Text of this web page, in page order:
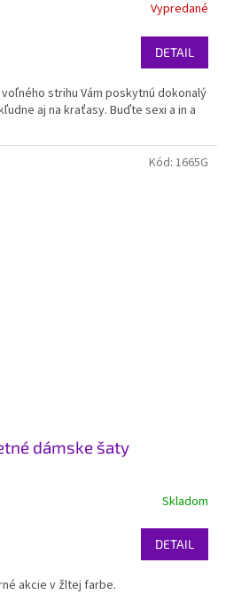
Vypredané
DETAIL
strihu Vám poskytnú dokonalý
aj na kraťasy. Buďte sexi a in a
dámske šaty
Skladom
DETAIL
akcie v žltej farbe.
Kód: 1665G